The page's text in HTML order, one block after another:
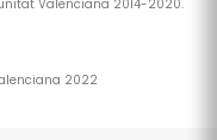
Valenciana 2014-2020.
2022